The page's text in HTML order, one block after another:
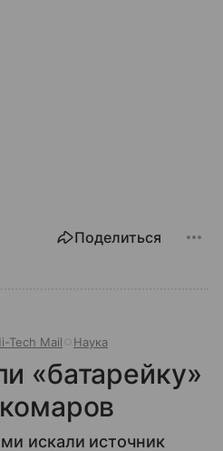
Поделиться
Tech Mail Наука
«батарейку»
искали источник